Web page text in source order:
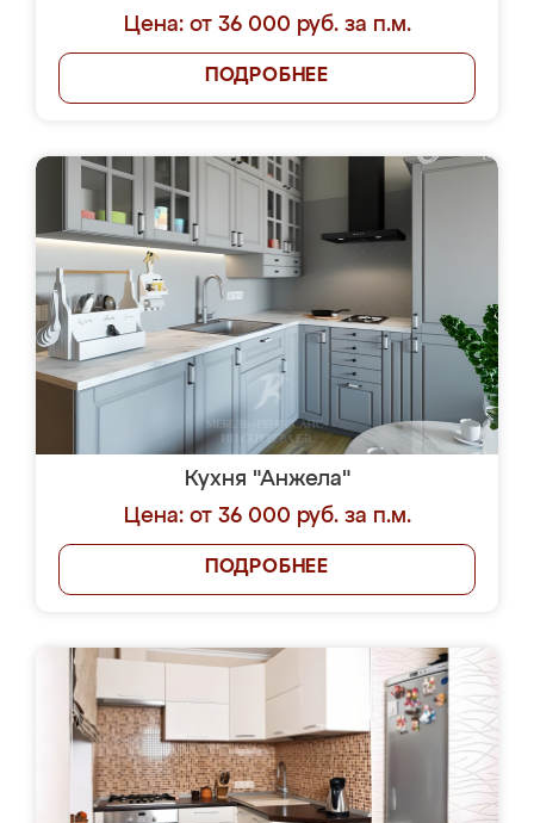
Цена: от 36 000 руб. за п.м.
ПОДРОБНЕЕ
Кухня "Анжела"
Цена: от 36 000 руб. за п.м.
ПОДРОБНЕЕ